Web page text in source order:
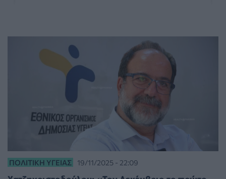
ΠΟΛΙΤΙΚΉ ΥΓΕΊΑΣ 19/11/2025 - 22:09